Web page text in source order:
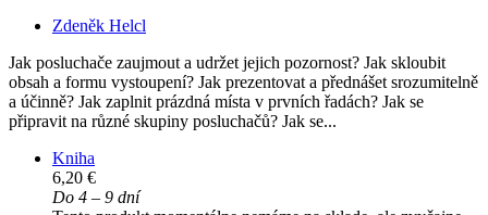
Zdeněk Helcl
Jak posluchače zaujmout a udržet jejich pozornost? Jak skloubit
obsah a formu vystoupení? Jak prezentovat a přednášet srozumitelně
a účinně? Jak zaplnit prázdná místa v prvních řadách? Jak se
připravit na různé skupiny posluchačů? Jak se...
Kniha
6,20 €
Do 4 – 9 dní